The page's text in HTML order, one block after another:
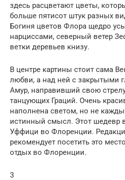
здесь расцветают цветы,
больше пятисот штук разных
Богиня цветов Флора щедро
нарциссами, северный ветер
ветки деревьев книзу.
В центре картины стоит сама
любви, а над ней с закрытыми
Амур, направивший свою
танцующих Граций. Очень
наполнена светом, но не
истинный смысл. Этот шедевр
Уффици во Флоренции.
рекомендует посетить это
отдых во Флоренции.
3